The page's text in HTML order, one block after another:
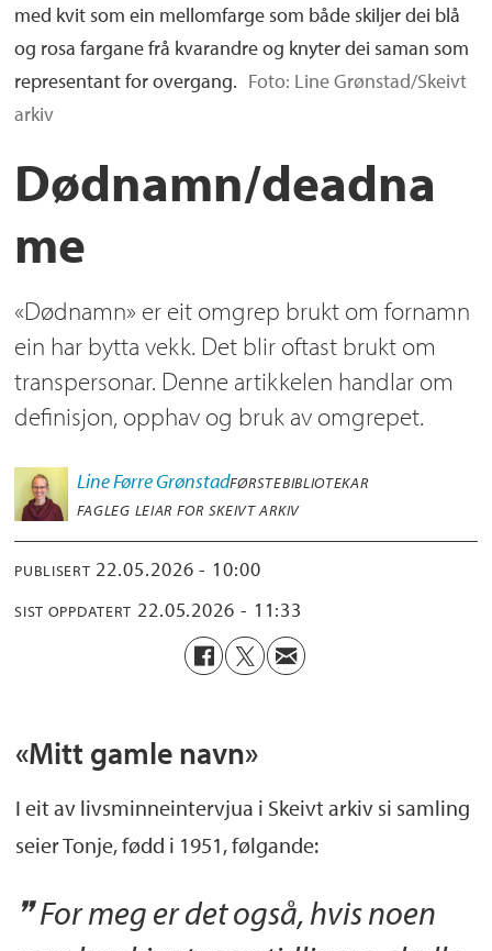
med kvit som ein mellomfarge som både skiljer dei blå
og rosa fargane frå kvarandre og knyter dei saman som
representant for overgang. Foto: Line Grønstad/Skeivt
arkiv
Dødnamn/deadna
me
«Dødnamn» er eit omgrep brukt om fornamn
ein har bytta vekk. Det blir oftast brukt om
transpersonar. Denne artikkelen handlar om
definisjon, opphav og bruk av omgrepet.
LineFørre GrønstadFØRSTEBIBLIOTEKAR
FAGLEG LEIAR FOR SKEIVT ARKIV
PUBLISERT 22.05.2026 - 10:00
SIST OPPDATERT 22.05.2026 - 11:33
«Mitt gamle navn»
I eit av livsminneintervjua i Skeivt arkiv si samling
seier Tonje, fødd i 1951, følgande:
For meg er det også, hvis noen